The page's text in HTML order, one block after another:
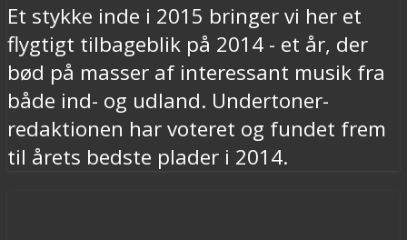
Et stykke inde i 2015 bringer vi her et
flygtigt tilbageblik på 2014 - et år, der
bød på masser af interessant musik fra
både ind- og udland. Undertoner-
redaktionen har voteret og fundet frem
til årets bedste plader i 2014.